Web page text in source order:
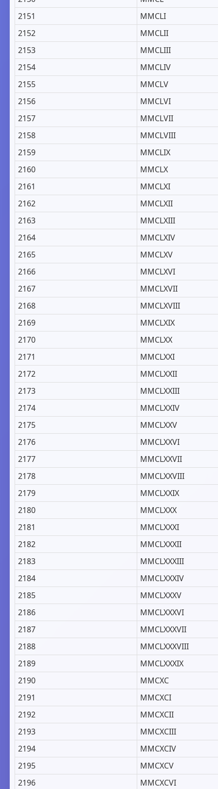
2151
MMCLI
2152
MMCLII
2153
MMCLIII
2154
MMCLIV
2155
MMCLV
2156
MMCLVI
2157
MMCLVII
2158
MMCLVIII
2159
MMCLIX
2160
MMCLX
2161
MMCLXI
2162
MMCLXII
2163
MMCLXIII
2164
MMCLXIV
2165
MMCLXV
2166
MMCLXVI
2167
MMCLXVII
2168
MMCLXVIII
2169
MMCLXIX
2170
MMCLXX
2171
MMCLXXI
2172
MMCLXXII
2173
MMCLXXIII
2174
MMCLXXIV
2175
MMCLXXV
2176
MMCLXXVI
2177
MMCLXXVII
2178
MMCLXXVIII
2179
MMCLXXIX
2180
MMCLXXX
2181
MMCLXXXI
2182
MMCLXXXII
2183
MMCLXXXIII
2184
MMCLXXXIV
2185
MMCLXXXV
2186
MMCLXXXVI
2187
MMCLXXXVII
2188
MMCLXXXVIII
2189
MMCLXXXIX
2190
MMCXC
2191
MMCXCI
2192
MMCXCII
2193
MMCXCIII
2194
MMCXCIV
2195
MMCXCV
2196
MMCXCVI